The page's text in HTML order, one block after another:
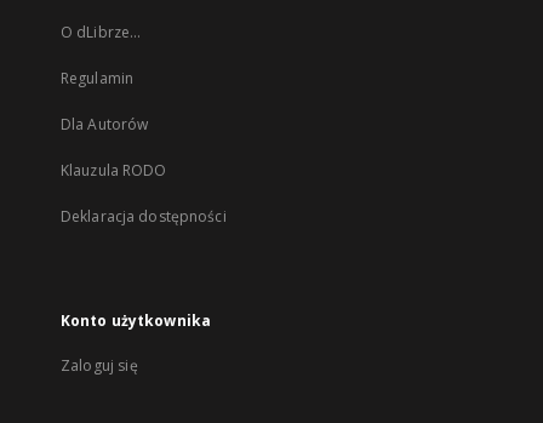
O dLibrze...
Regulamin
Dla Autorów
Klauzula RODO
Deklaracja dostępności
Konto użytkownika
Zaloguj się